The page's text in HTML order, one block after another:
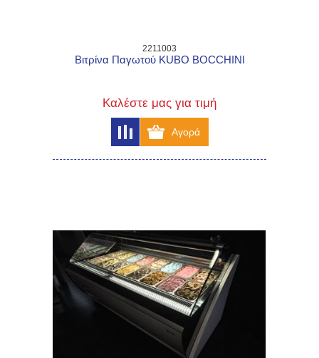
2211003
Βιτρίνα Παγωτού KUBO BOCCHINI
Καλέστε μας για τιμή